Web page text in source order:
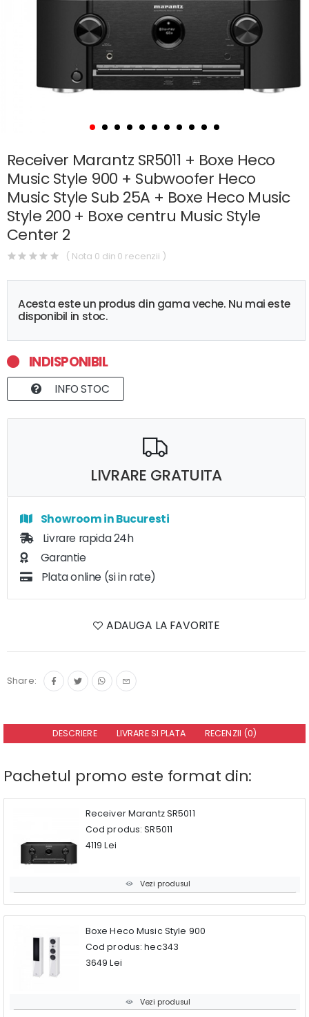
Receiver Marantz SR5011 + Boxe Heco
Music Style 900 + Subwoofer Heco
Music Style Sub 25A + Boxe Heco Music
Style 200 + Boxe centru Music Style
Center 2
( Nota 0 din 0 recenzii )
Acesta este un produs din gama veche. Nu mai este
disponibil in stoc.
INDISPONIBIL
INFO STOC
LIVRARE GRATUITA
Showroom in Bucuresti
Livrare rapida 24h
Garantie
Plata online (si in rate)
ADAUGA LA FAVORITE
Share:
DESCRIERE LIVRARE SI PLATA RECENZII (0)
Pachetul promo este format din:
Receiver Marantz SR5011
Cod produs: SR5011
4119 Lei
Vezi produsul
Boxe Heco Music Style 900
Cod produs: hec343
3649 Lei
Vezi produsul